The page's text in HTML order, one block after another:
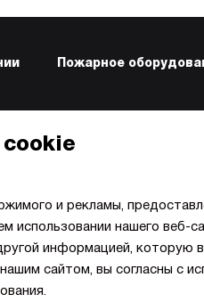
cookie
и рекламы,
нашего веб-
информацией, которую
сайтом, вы согласны с
Пожарное